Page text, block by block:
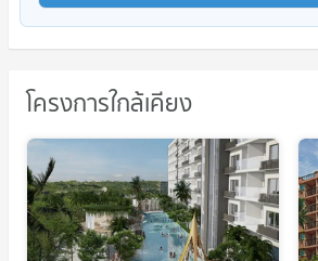
โครงการใกล้เคียง